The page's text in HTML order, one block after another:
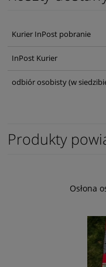
Kurier InPost pobranie
InPost Kurier
odbiór osobisty(w
Produkty
Osłona